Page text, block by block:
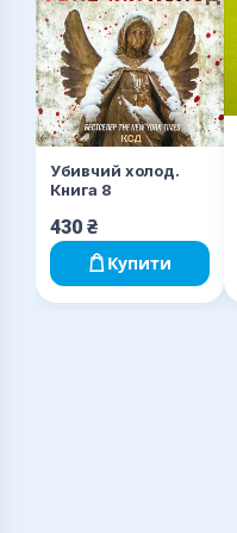
Убивчий холод.
Книга 8
430 ₴
Купити